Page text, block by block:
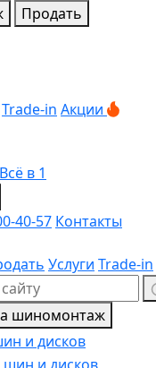
Продать
Trade-in Акции
40-57 Контакты
Услуги Trade-in
шиномонтаж